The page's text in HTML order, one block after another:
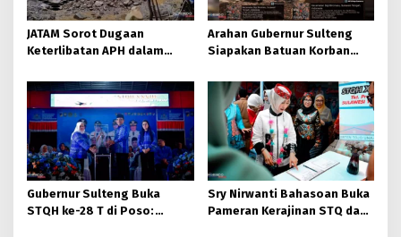
JATAM Sorot Dugaan
Keterlibatan APH dalam
Arahan Gubernur Sulteng
Siapakan Batuan Korban
Moutong Gerak Cepat
Distribusi
Gubernur Sulteng Buka
STQH ke-28 T di Poso:
Sry Nirwanti Bahasoan Buka
Pameran Kerajinan STQ dan